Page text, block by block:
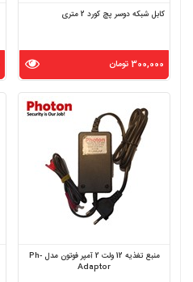
کابل شبکه دوسر پچ کورد 2 متری
300,000 تومان
منبع تغذیه 12 ولت 2 آمپر فوتون مدل Ph-
Adaptor